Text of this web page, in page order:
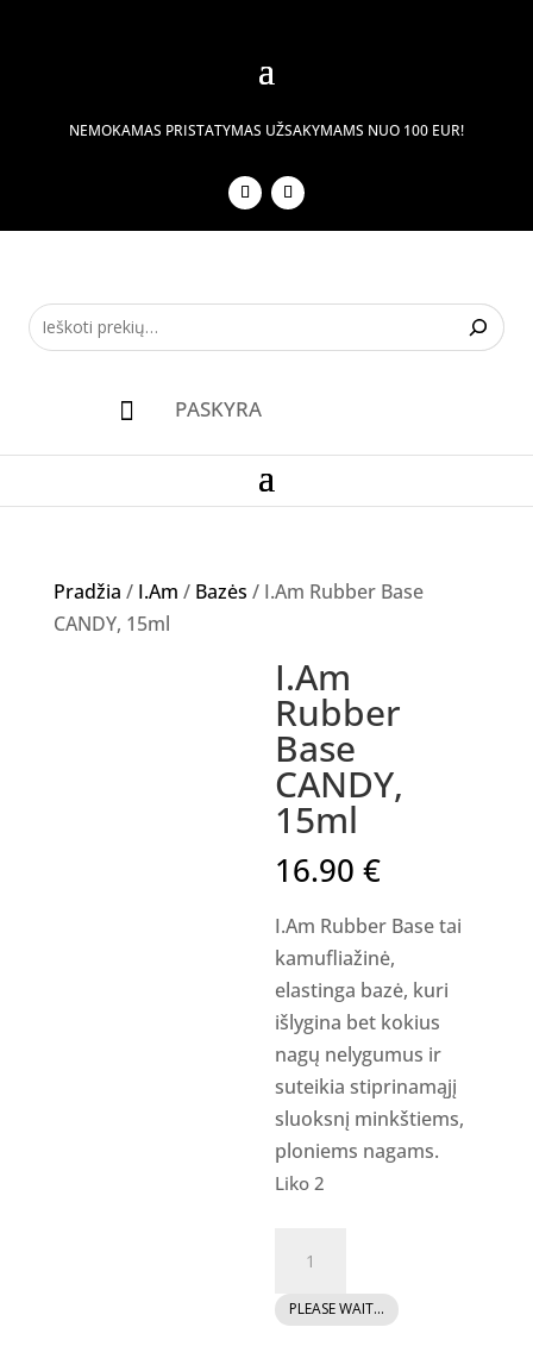
NEMOKAMAS PRISTATYMAS UŽSAKYMAMS NUO 100 EUR!
 PASKYRA
Pradžia / I.Am / Bazės / I.Am Rubber Base
CANDY, 15ml
I.Am
Rubber
Base
CANDY,
15ml
16.90€
I.Am Rubber Base tai
kamufliažinė,
elastinga bazė, kuri
išlygina bet kokius
nagų nelygumus ir
suteikia stiprinamąjį
sluoksnį minkštiems,
ploniems nagams.
Liko 2
kiekis:
I.Am
PLEASE WAIT...